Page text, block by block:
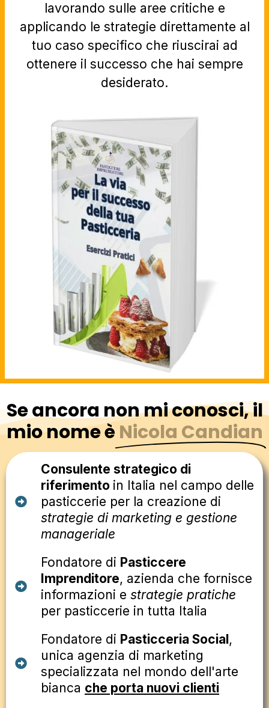
lavorando sulle aree critiche e
applicando le strategie direttamente al
tuo caso specifico che riuscirai ad
ottenere il successo che hai sempre
desiderato.
Se ancora non mi conosci, il
mio nome è Nicola Candian
Consulente strategico di
riferimento in Italia nel campo delle
pasticcerie per la creazione di
strategie di marketing e gestione
manageriale
Fondatore di Pasticcere
Imprenditore, azienda che fornisce
informazioni e strategie pratiche
per pasticcerie in tutta Italia
Fondatore di Pasticceria Social ,
unica agenzia di marketing
specializzata nel mondo dell'arte
bianca che porta nuovi clienti